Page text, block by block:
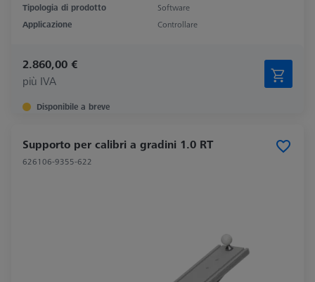
Tipologia di prodotto
Software
Applicazione
Controllare
2.860,00 €
più IVA
Disponibile a breve
Supporto per calibri a gradini 1.0 RT
626106-9355-622